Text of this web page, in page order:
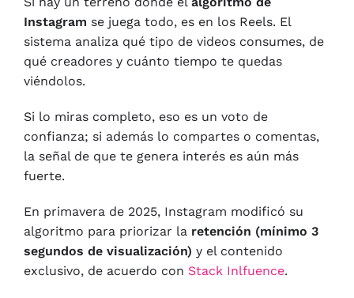
Instagram se juega todo, es en los Reels. El
sistema analiza qué tipo de videos consumes, de
qué creadores y cuánto tiempo te quedas
viéndolos.
Si lo miras completo, eso es un voto de
confianza; si además lo compartes o comentas,
la señal de que te genera interés es aún más
fuerte.
En primavera de 2025, Instagram modificó su
algoritmo para priorizar la retención (mínimo 3
segundos de visualización) y el contenido
exclusivo, de acuerdo con Stack Inlfuence.